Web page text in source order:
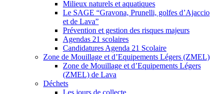
Milieux naturels et aquatiques
Le SAGE “Gravona, Prunelli, golfes d’Ajaccio
et de Lava”
Prévention et gestion des risques majeurs
Agendas 21 scolaires
Candidatures Agenda 21 Scolaire
Zone de Mouillage et d’Equipements Légers (ZMEL)
Zone de Mouillage et d’Equipements Légers
(ZMEL) de Lava
Déchets
Les jours de collecte